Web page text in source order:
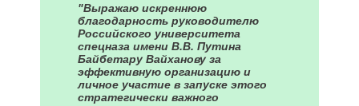
"Выражаю искреннюю
благодарность руководителю
Российского университета
спецназа имени В.В. Путина
Байбетару Вайханову за
эффективную организацию и
личное участие в запуске этого
стратегически важного